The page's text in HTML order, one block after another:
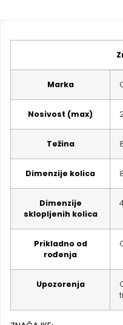
Marka
Nosivost (max)
Težina
Dimenzije kolica
Dimenzije
sklopljenih kolica
Prikladno od
rođenja
Upozorenja